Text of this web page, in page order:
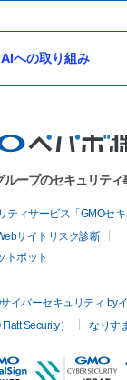
AIへの取り組み
ープのセキュリティ
ィサービス「GMOセキ
サイトリスク診断
トボット
イバーセキュリティ byイ
Security）
なりす